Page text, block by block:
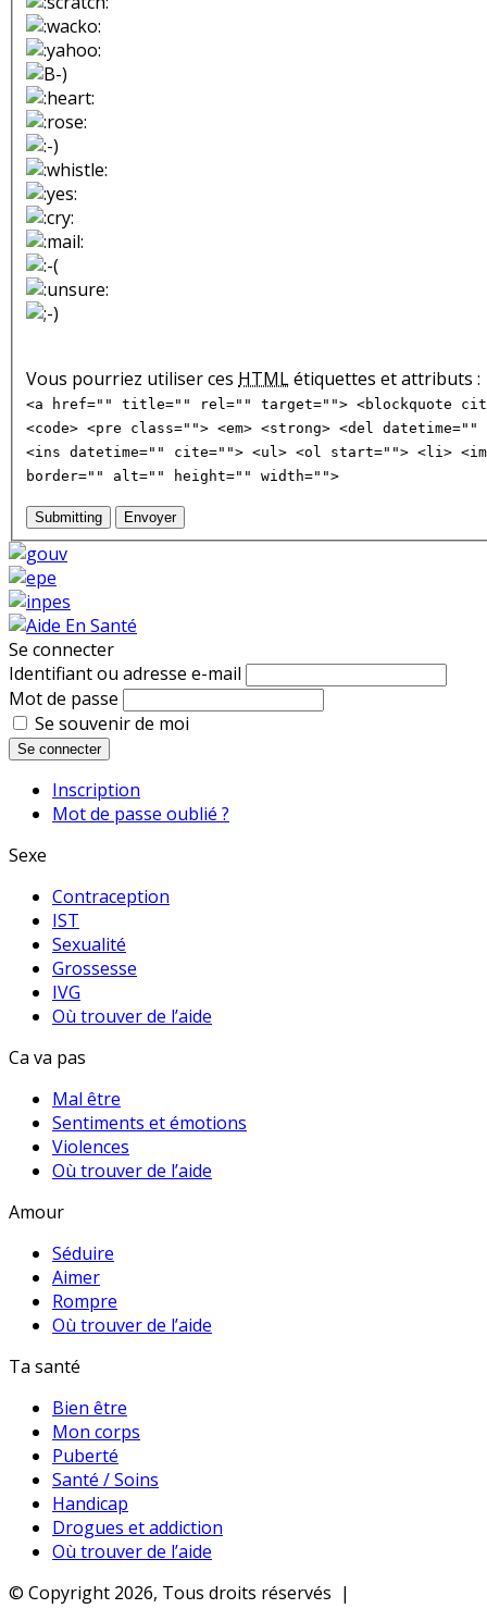
Vous pourriez utiliser ces HTMLétiquettes et attributs :
<a href="" title="" rel="" target=""> <blockquote
<code> <pre class=""> <em> <strong> <del
<ins datetime="" cite=""> <ul> <ol start=""> <li>
border="" alt="" height="" width="">
Submitting Envoyer
Se connecter
Identifiant ou adresse e-mail
Mot de passe
Se souvenir de moi
Se connecter
Inscription
Mot de passe oublié ?
Sexe
Contraception
IST
Sexualité
Grossesse
IVG
Où trouver de l’aide
Ca va pas
Mal être
Sentiments et émotions
Violences
Où trouver de l’aide
Amour
Séduire
Aimer
Rompre
Où trouver de l’aide
Ta santé
Bien être
Mon corps
Puberté
Santé / Soins
Handicap
Drogues et addiction
Où trouver de l’aide
© Copyright 2026, Tous droits réservés |